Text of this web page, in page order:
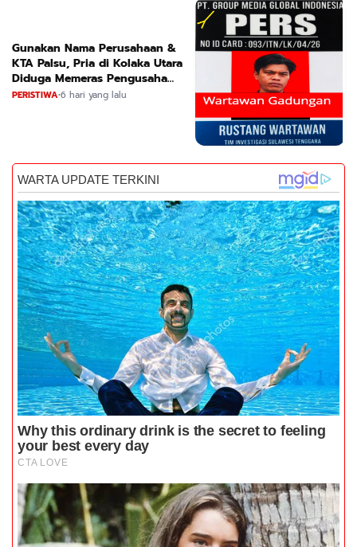
Gunakan Nama Perusahaan &
KTA Palsu, Pria di Kolaka Utara
Diduga Memeras Pengusaha
Tambang dan Minyak
PERISTIWA•6 hari yang lalu